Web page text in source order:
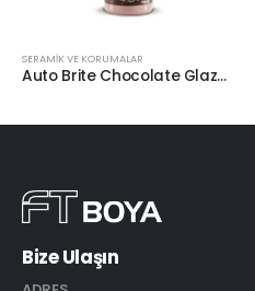
SERAMİK VE KORUMALAR
Auto Brite Chocolate Glaze Boya Yenileyici Cila 500ml.
Bize Ulaşın